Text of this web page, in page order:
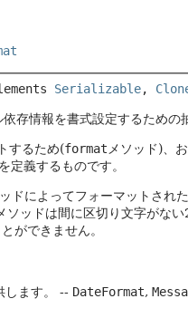
Serializable,
存情報を書式設定するための
するため(format メソッド)、
定義するものです。
ドによってフォーマットされ
ソッドは間に区切り文字がな
ができません。
します。 -- DateFormat,